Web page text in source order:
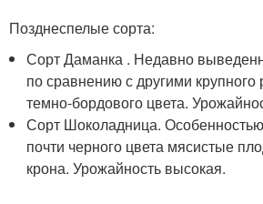
Позднеспелые сорта:
Сорт Даманка . Недавно
по сравнению с другими
темно-бордового цвета.
Сорт Шоколадница.
почти черного цвета мясистые
крона. Урожайность высокая.